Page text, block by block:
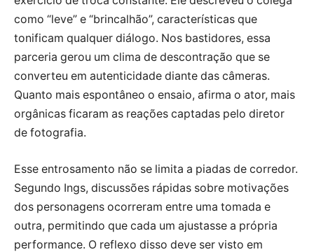
como “leve” e “brincalhão”, características que
tonificam qualquer diálogo. Nos bastidores, essa
parceria gerou um clima de descontração que se
converteu em autenticidade diante das câmeras.
Quanto mais espontâneo o ensaio, afirma o ator, mais
orgânicas ficaram as reações captadas pelo diretor
de fotografia.
Esse entrosamento não se limita a piadas de corredor.
Segundo Ings, discussões rápidas sobre motivações
dos personagens ocorreram entre uma tomada e
outra, permitindo que cada um ajustasse a própria
performance. O reflexo disso deve ser visto em